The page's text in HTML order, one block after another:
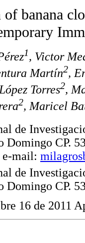
banana
1, Victor
Martín2,
Torres2,
2, Maricel
de
Domingo CP.
e-mail:
de
Domingo CP.
16 de 2011